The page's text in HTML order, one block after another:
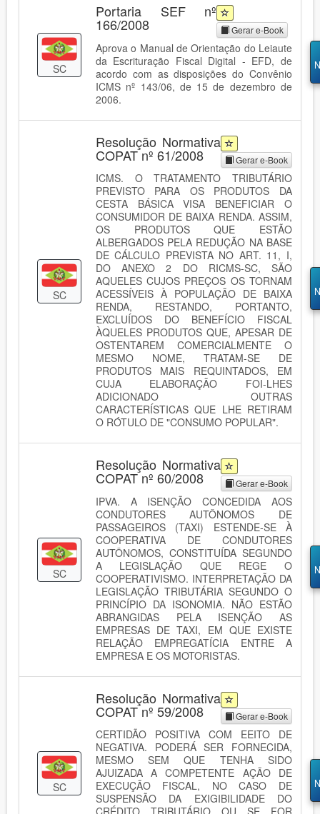
SC
Portaria SEF nº
166/2008 Gerar e-Book
Aprova o Manual de Orientação do Leiaute
da Escrituração Fiscal Digital - EFD, de
acordo com as disposições do Convênio
ICMS nº 143/06, de 15 de dezembro de
2006.
SC
Resolução Normativa
COPAT nº 61/2008 Gerar e-Book
ICMS. O TRATAMENTO TRIBUTÁRIO
PREVISTO PARA OS PRODUTOS DA
CESTA BÁSICA VISA BENEFICIAR O
CONSUMIDOR DE BAIXA RENDA. ASSIM,
OS PRODUTOS QUE ESTÃO
ALBERGADOS PELA REDUÇÃO NA BASE
DE CÁLCULO PREVISTA NO ART. 11, I,
DO ANEXO 2 DO RICMS-SC, SÃO
AQUELES CUJOS PREÇOS OS TORNAM
ACESSÍVEIS À POPULAÇÃO DE BAIXA
RENDA, RESTANDO, PORTANTO,
EXCLUÍDOS DO BENEFÍCIO FISCAL
ÀQUELES PRODUTOS QUE, APESAR DE
OSTENTAREM COMERCIALMENTE O
MESMO NOME, TRATAM-SE DE
PRODUTOS MAIS REQUINTADOS, EM
CUJA ELABORAÇÃO FOI-LHES
ADICIONADO OUTRAS
CARACTERÍSTICAS QUE LHE RETIRAM
O RÓTULO DE "CONSUMO POPULAR".
SC
Resolução Normativa
COPAT nº 60/2008 Gerar e-Book
IPVA. A ISENÇÃO CONCEDIDA AOS
CONDUTORES AUTÔNOMOS DE
PASSAGEIROS (TAXI) ESTENDE-SE À
COOPERATIVA DE CONDUTORES
AUTÔNOMOS, CONSTITUÍDA SEGUNDO
A LEGISLAÇÃO QUE REGE O
COOPERATIVISMO. INTERPRETAÇÃO DA
LEGISLAÇÃO TRIBUTÁRIA SEGUNDO O
PRINCÍPIO DA ISONOMIA. NÃO ESTÃO
ABRANGIDAS PELA ISENÇÃO AS
EMPRESAS DE TAXI, EM QUE EXISTE
RELAÇÃO EMPREGATÍCIA ENTRE A
EMPRESA E OS MOTORISTAS.
SC
Resolução Normativa
COPAT nº 59/2008 Gerar e-Book
CERTIDÃO POSITIVA COM EEITO DE
NEGATIVA. PODERÁ SER FORNECIDA,
MESMO SEM QUE TENHA SIDO
AJUIZADA A COMPETENTE AÇÃO DE
EXECUÇÃO FISCAL, NO CASO DE
SUSPENSÃO DA EXIGIBILIDADE DO